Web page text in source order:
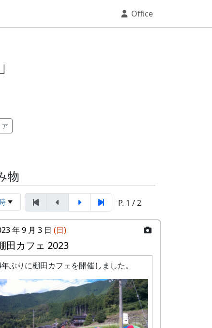
Office
物
P. 1 / 2
年 9 月 3 日 (日)
田カフェ 2023
ぶりに棚田カフェを開催しました。